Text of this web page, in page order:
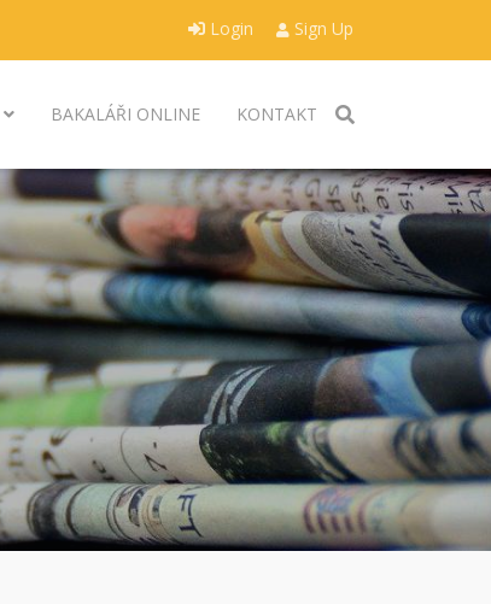
Login Sign Up
BAKALÁŘI ONLINE KONTAKT